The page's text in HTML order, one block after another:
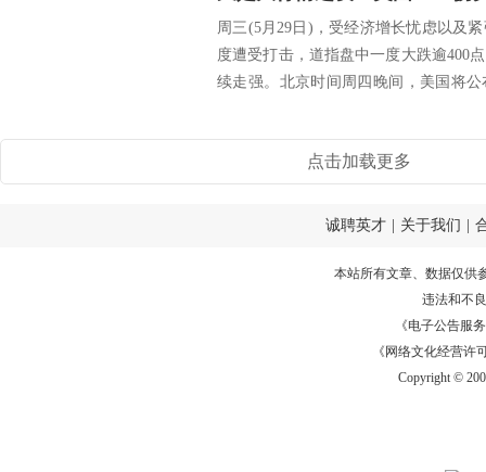
周三(5月29日)，受经济增长忧虑以及
度遭受打击，道指盘中一度大跌逾400
续走强。北京时间周四晚间，美国将
点击加载更多
诚聘英才 关于我们
本站所有文章、数据仅供
违法和不
《电子公告服务
《网络文化经营许
Copyright ©